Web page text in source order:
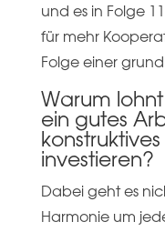
und es in Folge
für mehr
Folge einer
Warum
ein gutes
investieren?
Dabei geht es
Harmonie um